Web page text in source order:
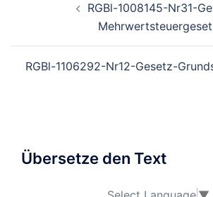
RGBl-1008145-Nr31-
RGBl-1106292-Nr12-Gesetz-
Übersetze den Text